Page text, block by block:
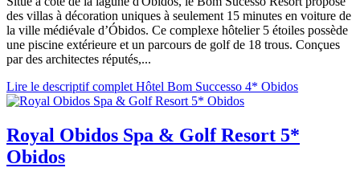
des villas à décoration uniques à seulement 15 minutes en voiture de
la ville médiévale d’Óbidos. Ce complexe hôtelier 5 étoiles possède
une piscine extérieure et un parcours de golf de 18 trous. Conçues
par des architectes réputés,...
Lire le descriptif complet Hôtel Bom Successo 4* Obidos
Royal Obidos Spa & Golf Resort 5*
Obidos